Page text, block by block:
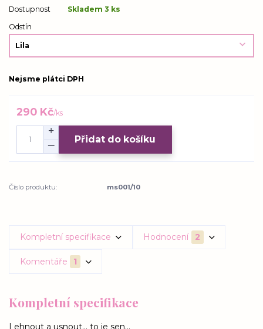
Dostupnost
Skladem 3 ks
Odstín
Nejsme plátci DPH
290 Kč/ks
Přidat do košíku
Číslo produktu: ms001/10
Kompletní specifikace Hodnocení 2
Komentáře 1
Kompletní specifikace
Lehnout a usnout... to je sen...